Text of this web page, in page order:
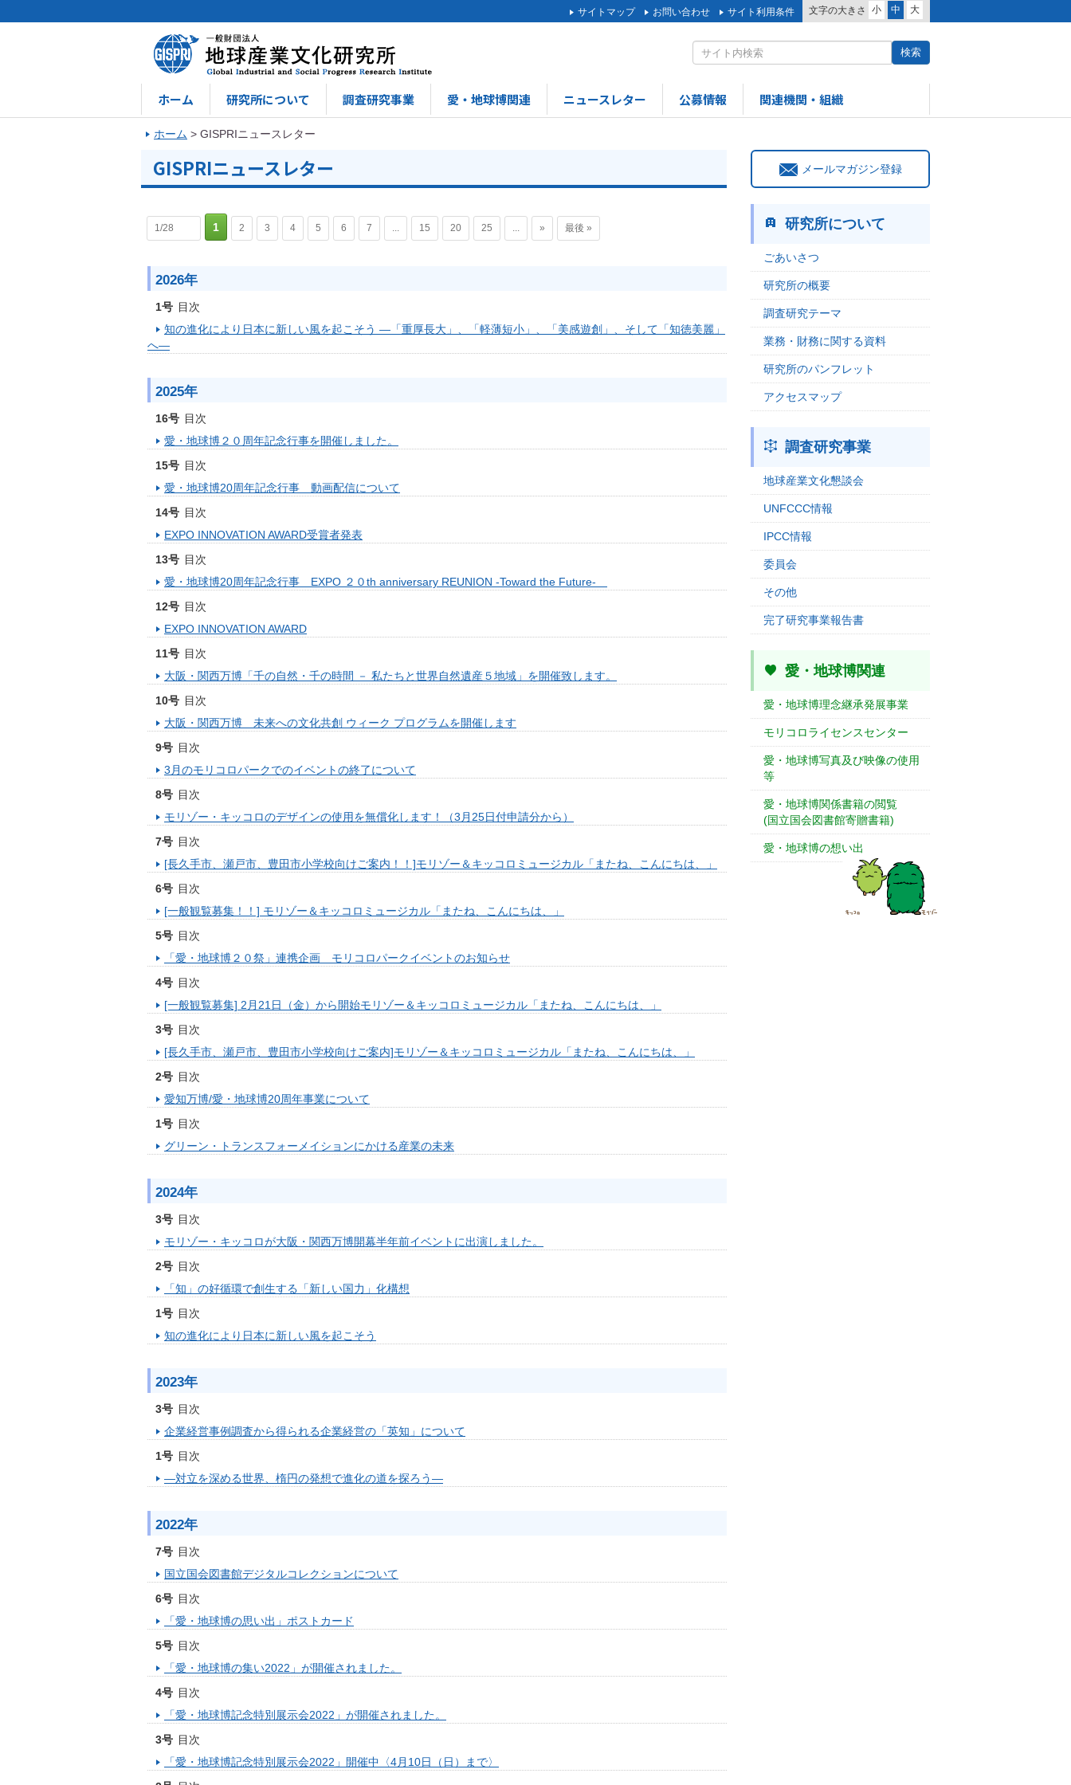
文字の大きさ 小 中 大
サイトマップ お問い合わせ サイト利用条件
ホーム 研究所について 調査研究事業 愛・地球博関連 ニュースレター 公募情報 関連機関・組織
ホーム > GISPRIニュースレター
GISPRIニュースレター
1/28 1 2 3 4 5 6 7 ... 15 20 25 ... » 最後 »
2026年
1号 目次
知の進化により日本に新しい風を起こそう ―「重厚長大」、「軽薄短小」、「美感遊創」、そして「知徳美麗」
へ―
2025年
16号 目次
愛・地球博２０周年記念行事を開催しました。
15号 目次
愛・地球博20周年記念行事 動画配信について
14号 目次
EXPO INNOVATION AWARD受賞者発表
13号 目次
愛・地球博20周年記念行事 EXPO ２０th anniversary REUNION -Toward the Future-
12号 目次
EXPO INNOVATION AWARD
11号 目次
大阪・関西万博「千の自然・千の時間 － 私たちと世界自然遺産５地域」を開催致します。
10号 目次
大阪・関西万博 未来への文化共創 ウィーク プログラムを開催します
9号 目次
3月のモリコロパークでのイベントの終了について
8号 目次
モリゾー・キッコロのデザインの使用を無償化します！（3月25日付申請分から）
7号 目次
[長久手市、瀬戸市、豊田市小学校向けご案内！！]モリゾー＆キッコロミュージカル「またね、こんにちは、」
6号 目次
[一般観覧募集！！] モリゾー＆キッコロミュージカル「またね、こんにちは、」
5号 目次
「愛・地球博２０祭」連携企画 モリコロパークイベントのお知らせ
4号 目次
[一般観覧募集] 2月21日（金）から開始モリゾー＆キッコロミュージカル「またね、こんにちは、」
3号 目次
[長久手市、瀬戸市、豊田市小学校向けご案内]モリゾー＆キッコロミュージカル「またね、こんにちは、」
2号 目次
愛知万博/愛・地球博20周年事業について
1号 目次
グリーン・トランスフォーメイションにかける産業の未来
2024年
3号 目次
モリゾー・キッコロが大阪・関西万博開幕半年前イベントに出演しました。
2号 目次
「知」の好循環で創生する「新しい国力」化構想
1号 目次
知の進化により日本に新しい風を起こそう
2023年
3号 目次
企業経営事例調査から得られる企業経営の「英知」について
1号 目次
―対立を深める世界、楕円の発想で進化の道を探ろう―
2022年
7号 目次
国立国会図書館デジタルコレクションについて
6号 目次
「愛・地球博の思い出」ポストカード
5号 目次
「愛・地球博の集い2022」が開催されました。
4号 目次
「愛・地球博記念特別展示会2022」が開催されました。
3号 目次
「愛・地球博記念特別展示会2022」開催中〈4月10日（日）まで〉
メールマガジン登録
研究所について
ごあいさつ
研究所の概要
調査研究テーマ
業務・財務に関する資料
研究所のパンフレット
アクセスマップ
調査研究事業
地球産業文化懇談会
UNFCCC情報
IPCC情報
委員会
その他
完了研究事業報告書
愛・地球博関連
愛・地球博理念継承発展事業
モリコロライセンスセンター
愛・地球博写真及び映像の使用
等
愛・地球博関係書籍の閲覧
(国立国会図書館寄贈書籍)
愛・地球博の想い出